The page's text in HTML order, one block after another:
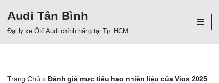
Audi Tân Bình
Đại lý xe Ôtô Audi chính hãng tại Tp. HCM
Trang Chủ » Đánh giá mức tiêu hao nhiên liệu của Vios 2025